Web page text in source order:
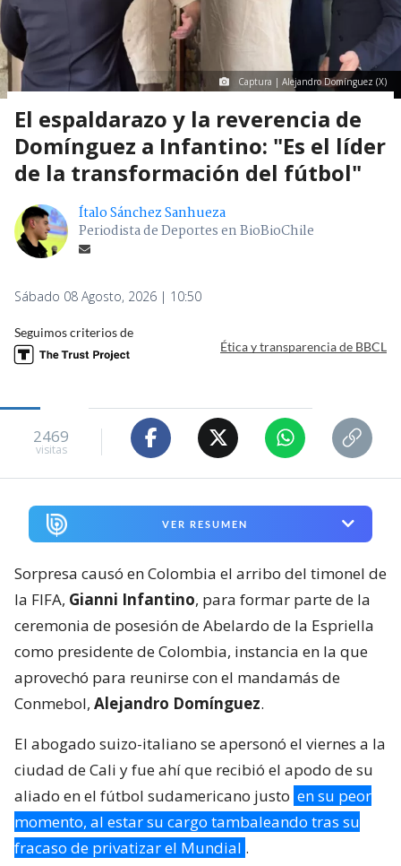
Captura | Alejandro Domínguez (X)
El espaldarazo y la reverencia de
Domínguez a Infantino: "Es el líder
de la transformación del fútbol"
Ítalo Sánchez Sanhueza
Periodista de Deportes en BioBioChile
Sábado 08 Agosto, 2026 | 10:50
Seguimos criterios de
Ética y transparencia de BBCL
2469
visitas
VER RESUMEN
Sorpresa causó en Colombia el arribo del timonel de
la FIFA, Gianni Infantino, para formar parte de la
ceremonia de posesión de Abelardo de la Espriella
como presidente de Colombia, instancia en la que
aprovechó para reunirse con el mandamás de
Conmebol, Alejandro Domínguez.
El abogado suizo-italiano se apersonó el viernes a la
ciudad de Cali y fue ahí que recibió el apodo de su
aliado en el fútbol sudamericano justo en su peor
momento, al estar su cargo tambaleando tras su
fracaso de privatizar el Mundial .